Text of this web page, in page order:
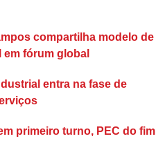
compartilha modelo de
fórum global
entra na fase de
primeiro turno, PEC do fim